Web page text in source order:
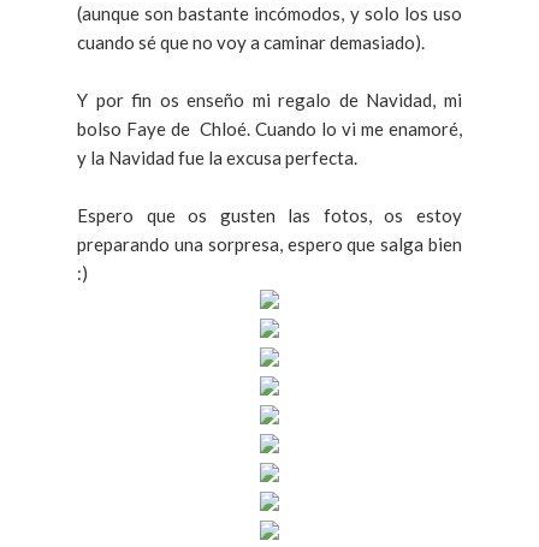
(aunque son bastante incómodos, y solo los uso
cuando sé que no voy a caminar demasiado).
Y por fin os enseño mi regalo de Navidad, mi
bolso Faye de Chloé. Cuando lo vi me enamoré,
y la Navidad fue la excusa perfecta.
Espero que os gusten las fotos, os estoy
preparando una sorpresa, espero que salga bien
:)